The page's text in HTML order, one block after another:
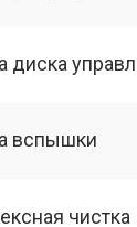
диска
вспышки
чистка